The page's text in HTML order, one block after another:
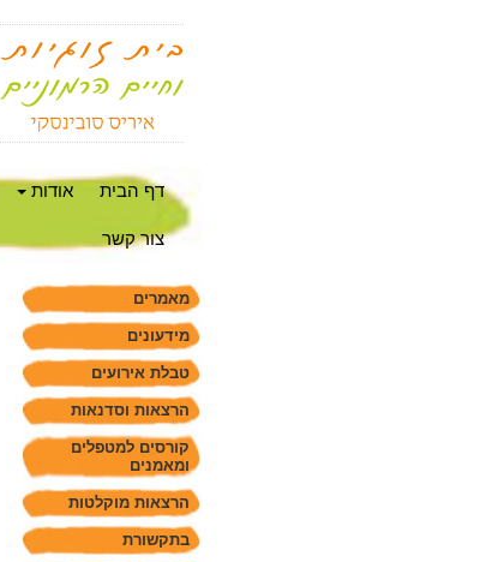
דף הבית אודות
צור קשר
מאמרים
מידעונים
טבלת אירועים
הרצאות וסדנאות
קורסים למטפלים
ומאמנים
הרצאות מוקלטות
בתקשורת